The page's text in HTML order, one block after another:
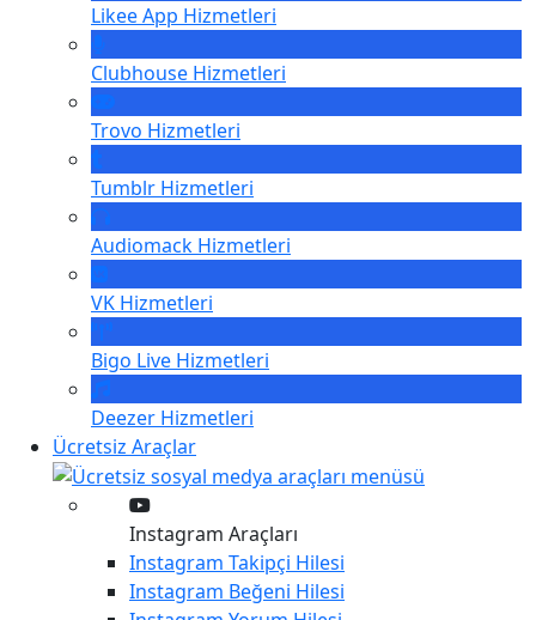
Likee App Hizmetleri
Clubhouse Hizmetleri
Trovo Hizmetleri
Tumblr Hizmetleri
Audiomack Hizmetleri
VK Hizmetleri
Bigo Live Hizmetleri
Deezer Hizmetleri
Ücretsiz Araçlar
Instagram Araçları
Instagram Takipçi Hilesi
Instagram Beğeni Hilesi